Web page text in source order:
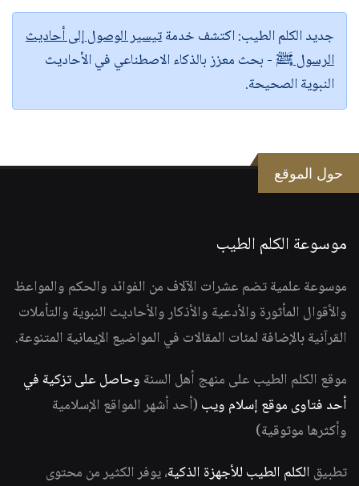
جديد الكلم الطيب:اكتشف خدمةتيسير الوصول إلى أحاديث
الرسول ﷺ - بحث معزز بالذكاء الاصطناعي في الأحاديث
النبوية الصحيحة.
حول الموقع
موسوعة الكلم الطيب
موسوعة علمية تضم عشرات الآلاف من الفوائد والحكم والمواعظ
والأقوال المأثورة والأدعية والأذكار والأحاديث النبوية والتأملات
القرآنية بالإضافة لمئات المقالات في المواضيع الإيمانية المتنوعة.
موقع الكلم الطيب على منهج أهل السنة وحاصل على تزكية في
أحد فتاوى موقع إسلام ويب (أحد أشهر المواقع الإسلامية
وأكثرها موثوقية)
تطبيق الكلم الطيب للأجهزة الذكية، يوفر الكثير من محتوى